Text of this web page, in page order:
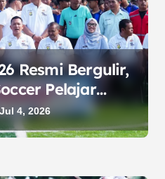
Resmi Bergulir,
Pelajar
Bhayangkara
Jul 4, 2026